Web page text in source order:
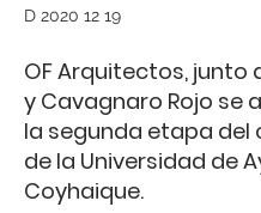
D 2020 12 19
OF Arquitectos, junto
y Cavagnaro Rojo se
la segunda etapa del
de la Universidad de
Coyhaique.